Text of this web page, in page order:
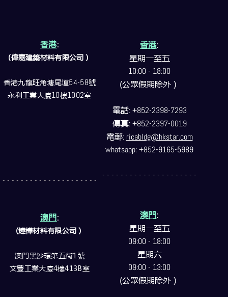
香港:
(偉嘉建築材料有限公司）
香港九龍旺角塘尾道54-58號
永利工業大廈10樓1002室
- - - - - - - - - - - - - - - - - - - - -
澳門:
(燁樺材料有限公司）
澳門黑沙環第五街1號
文豐工業大廈4樓413B室
香港:
星期一至五
10:00 - 18:00
(公眾假期除外）
電話: +852-2398-7293
傳真: +852-2397-0019
電郵: ricabldg@hkstar.com
whatsapp: +852-9165-5989
- - - - - - - - - - - - - - - - - - - - -
澳門:
星期一至五
09:00 - 18:00
星期六
09:00 - 13:00
(公眾假期除外）